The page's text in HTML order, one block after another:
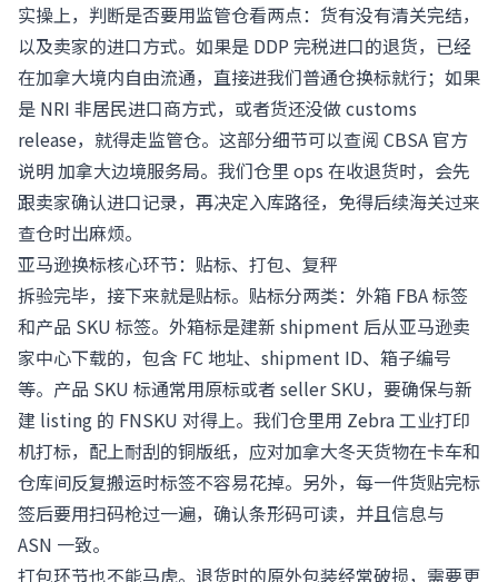
实操上，判断是否要用监管仓看两点：货有没有清关完结，
以及卖家的进口方式。如果是 DDP 完税进口的退货，已经
在加拿大境内自由流通，直接进我们普通仓换标就行；如果
是 NRI 非居民进口商方式，或者货还没做 customs
release，就得走监管仓。这部分细节可以查阅 CBSA 官方
说明加拿大边境服务局。我们仓里 ops 在收退货时，会先
跟卖家确认进口记录，再决定入库路径，免得后续海关过来
查仓时出麻烦。
亚马逊换标核心环节：贴标、打包、复秤
拆验完毕，接下来就是贴标。贴标分两类：外箱 FBA 标签
和产品 SKU 标签。外箱标是建新 shipment 后从亚马逊卖
家中心下载的，包含 FC 地址、shipment ID、箱子编号
等。产品 SKU 标通常用原标或者 seller SKU，要确保与新
建 listing 的 FNSKU 对得上。我们仓里用 Zebra 工业打印
机打标，配上耐刮的铜版纸，应对加拿大冬天货物在卡车和
仓库间反复搬运时标签不容易花掉。另外，每一件货贴完标
签后要用扫码枪过一遍，确认条形码可读，并且信息与
ASN 一致。
打包环节也不能马虎。退货时的原外包装经常破损，需要更